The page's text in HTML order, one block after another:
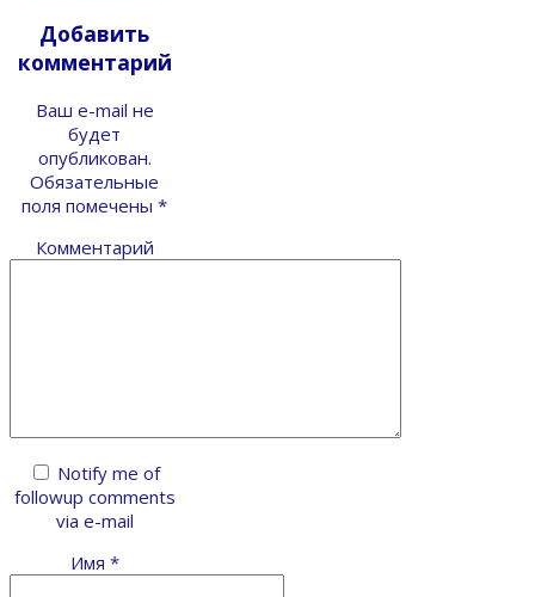
Добавить
комментарий
Ваш e-mail не
будет
опубликован.
Обязательные
поля помечены *
Комментарий
Notify me of
followup comments
via e-mail
Имя *